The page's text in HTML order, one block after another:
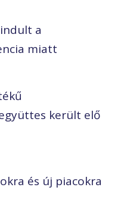
a
miatt
került elő
és új piacokra